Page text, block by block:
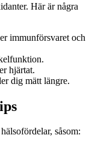
Här är några
immunförsvaret och
hjärtat.
dig mätt längre.
såsom: